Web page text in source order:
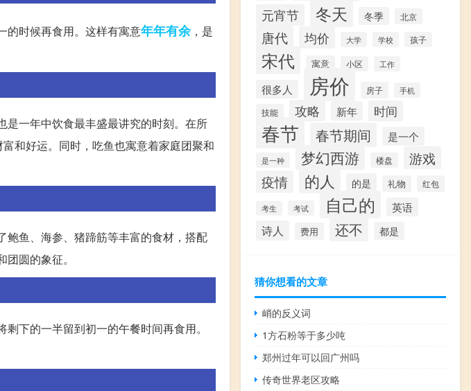
的时候再食用。这样有寓意年年有余 ，是
是一年中饮食最丰盛最讲究的时刻。在所
和好运。同时，吃鱼也寓意着家庭团聚和
鱼、海参、猪蹄筋等丰富的食材，搭配
圆的象征。
下的一半留到初一的午餐时间再食用。
元宵节 冬天 冬季 北京
唐代 均价 大学 学校 孩子
宋代 寓意 小区 工作
很多人 房价 房子 手机
技能 攻略 新年 时间
春节 春节期间 是一个
是一种 梦幻西游 楼盘 游戏
疫情 的人 的是 礼物 红包
考生 考试 自己的 英语
诗人 费用 还不 都是
猜你想看的文章
峭的反义词
1方石粉等于多少吨
郑州过年可以回广州吗
传奇世界老区攻略